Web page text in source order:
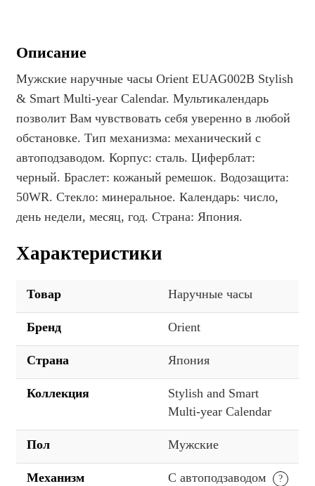
Описание
Мужские наручные часы Orient EUAG002B Stylish
& Smart Multi-year Calendar. Мультикалендарь
позволит Вам чувствовать себя уверенно в любой
обстановке. Тип механизма: механический с
автоподзаводом. Корпус: сталь. Циферблат:
черный. Браслет: кожаный ремешок. Водозащита:
50WR. Стекло: минеральное. Календарь: число,
день недели, месяц, год. Страна: Япония.
Характеристики
Товар Наручные часы
Бренд Orient
Страна Япония
Коллекция
Stylish and Smart
Multi-year Calendar
Пол Мужские
Механизм
С автоподзаводом